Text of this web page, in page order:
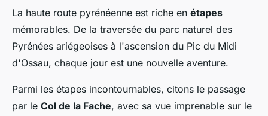
La haute route pyrénéenne est riche en étapes
mémorables. De la traversée du parc naturel des
Pyrénées ariégeoises à l'ascension du Pic du Midi
d'Ossau, chaque jour est une nouvelle aventure.
Parmi les étapes incontournables, citons le passage
par le Col de la Fache, avec sa vue imprenable sur le